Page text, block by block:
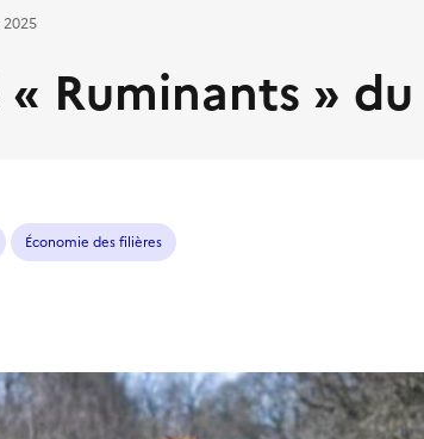
Ruminants »
Économie des filières